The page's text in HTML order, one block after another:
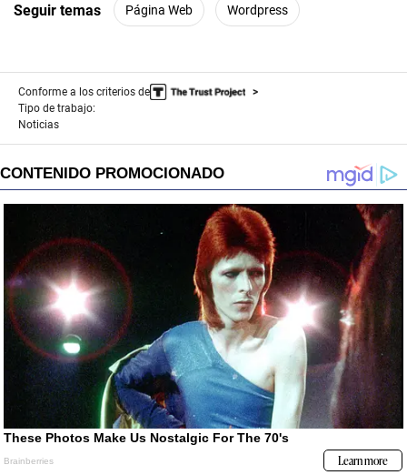
Seguir temas Página Web Wordpress
Conforme a los criterios de
Tipo de trabajo:
Noticias